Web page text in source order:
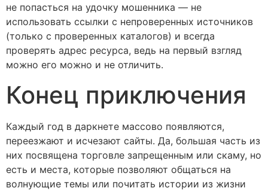
не попасться на удочку мошенника — не
использовать ссылки с непроверенных источников
(только с проверенных каталогов) и всегда
проверять адрес ресурса, ведь на первый взгляд
можно его можно и не отличить.
Конец приключения
Каждый год в даркнете массово появляются,
переезжают и исчезают сайты. Да, большая часть из
них посвящена торговле запрещенным или скаму, но
есть и места, которые позволяют общаться на
волнующие темы или почитать истории из жизни